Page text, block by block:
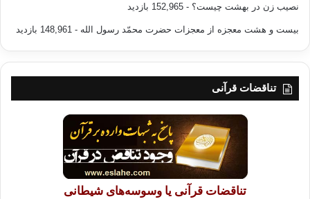
نصیب زن در بهشت چیست؟ - 152,965 بازدید
بیست و هشت معجزه از معجزات حضرت محمّد رسول الله - 148,961 بازدید
تناقضات قرآنی
تناقضات قرآنی یا وسوسه‌های شیطانی